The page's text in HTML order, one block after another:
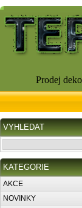
Prodej
VYHLEDAT
KATEGORIE
AKCE
NOVINKY